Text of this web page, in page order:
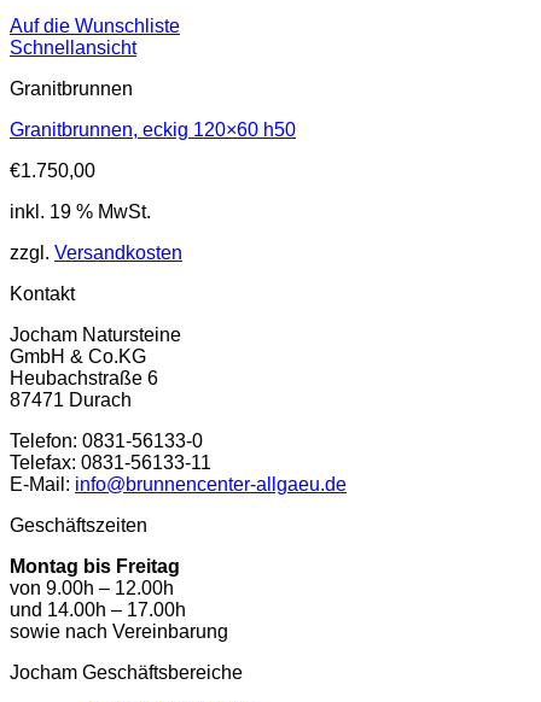
Auf die Wunschliste
Schnellansicht
Granitbrunnen
Granitbrunnen, eckig 120×60 h50
€1.750,00
inkl. 19 % MwSt.
zzgl. Versandkosten
Kontakt
Jocham Natursteine
GmbH & Co.KG
Heubachstraße 6
87471 Durach
Telefon: 0831-56133-0
Telefax: 0831-56133-11
E-Mail: info@brunnencenter-allgaeu.de
Geschäftszeiten
Montag bis Freitag
von 9.00h – 12.00h
und 14.00h – 17.00h
sowie nach Vereinbarung
Jocham Geschäftsbereiche